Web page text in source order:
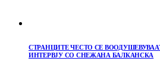
СТРАНЦИТЕ ЧЕСТО СЕ
ИНТЕРВЈУ СО СНЕЖАНА БАЛКАНСКА